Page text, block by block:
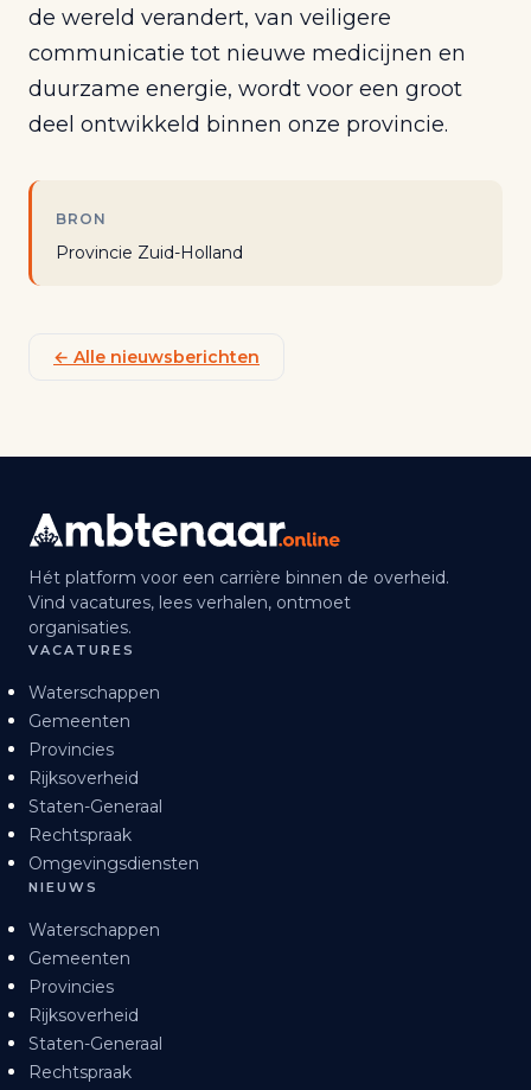
de wereld verandert, van veiligere
communicatie tot nieuwe medicijnen en
duurzame energie, wordt voor een groot
deel ontwikkeld binnen onze provincie.
BRON
Provincie Zuid-Holland
← Alle nieuwsberichten
Hét platform voor een carrière binnen de overheid.
Vind vacatures, lees verhalen, ontmoet
organisaties.
VACATURES
Waterschappen
Gemeenten
Provincies
Rijksoverheid
Staten-Generaal
Rechtspraak
Omgevingsdiensten
NIEUWS
Waterschappen
Gemeenten
Provincies
Rijksoverheid
Staten-Generaal
Rechtspraak